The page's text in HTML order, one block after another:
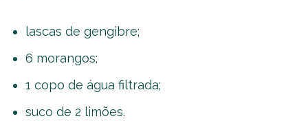
lascas de gengibre;
6 morangos;
1 copo de água filtrada;
suco de 2 limões.